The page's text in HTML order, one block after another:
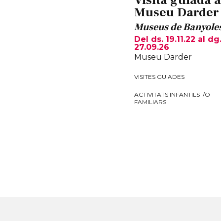
Museu Darder
Museus de
Del ds. 19.11.22 al dg.
27.09.26
Museu Darder
VISITES GUIADES
ACTIVITATS INFANTILS I/O
FAMILIARS